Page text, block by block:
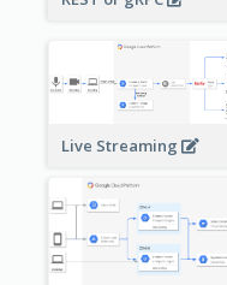
Live Streaming